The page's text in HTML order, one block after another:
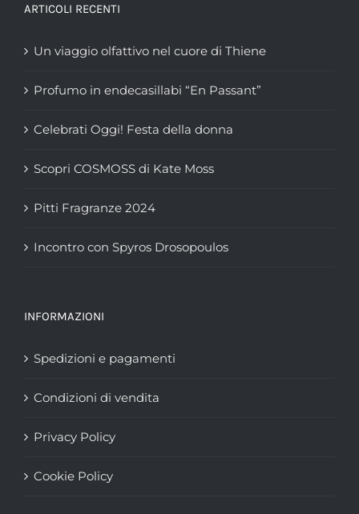
ARTICOLI RECENTI
Un viaggio olfattivo nel cuore di Thiene
Profumo in endecasillabi “En Passant”
Celebrati Oggi! Festa della donna
Scopri COSMOSS di Kate Moss
Pitti Fragranze 2024
Incontro con Spyros Drosopoulos
INFORMAZIONI
Spedizioni e pagamenti
Condizioni di vendita
Privacy Policy
Cookie Policy